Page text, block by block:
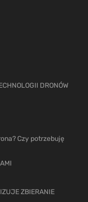
DRONÓW
Czy potrzebuję
ZBIERANIE